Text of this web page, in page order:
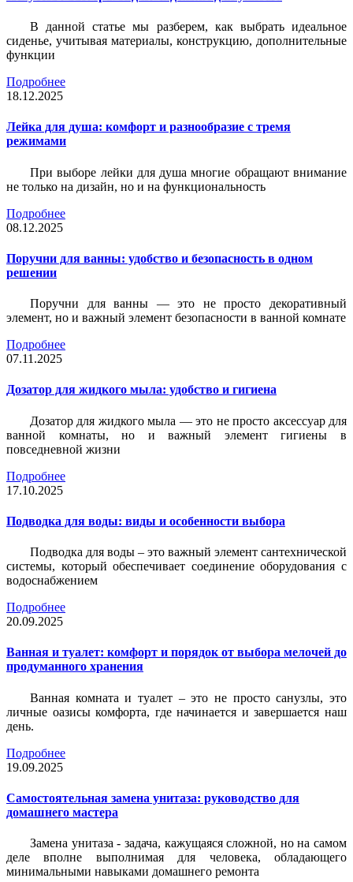
В данной статье мы разберем, как выбрать идеальное
сиденье, учитывая материалы, конструкцию, дополнительные
функции
Подробнее
18.12.2025
Лейка для душа: комфорт и разнообразие с тремя
режимами
При выборе лейки для душа многие обращают внимание
не только на дизайн, но и на функциональность
Подробнее
08.12.2025
Поручни для ванны: удобство и безопасность в одном
решении
Поручни для ванны — это не просто декоративный
элемент, но и важный элемент безопасности в ванной комнате
Подробнее
07.11.2025
Дозатор для жидкого мыла: удобство и гигиена
Дозатор для жидкого мыла — это не просто аксессуар для
ванной комнаты, но и важный элемент гигиены в
повседневной жизни
Подробнее
17.10.2025
Подводка для воды: виды и особенности выбора
Подводка для воды – это важный элемент сантехнической
системы, который обеспечивает соединение оборудования с
водоснабжением
Подробнее
20.09.2025
Ванная и туалет: комфорт и порядок от выбора мелочей до
продуманного хранения
Ванная комната и туалет – это не просто санузлы, это
личные оазисы комфорта, где начинается и завершается наш
день.
Подробнее
19.09.2025
Самостоятельная замена унитаза: руководство для
домашнего мастера
Замена унитаза - задача, кажущаяся сложной, но на самом
деле вполне выполнимая для человека, обладающего
минимальными навыками домашнего ремонта